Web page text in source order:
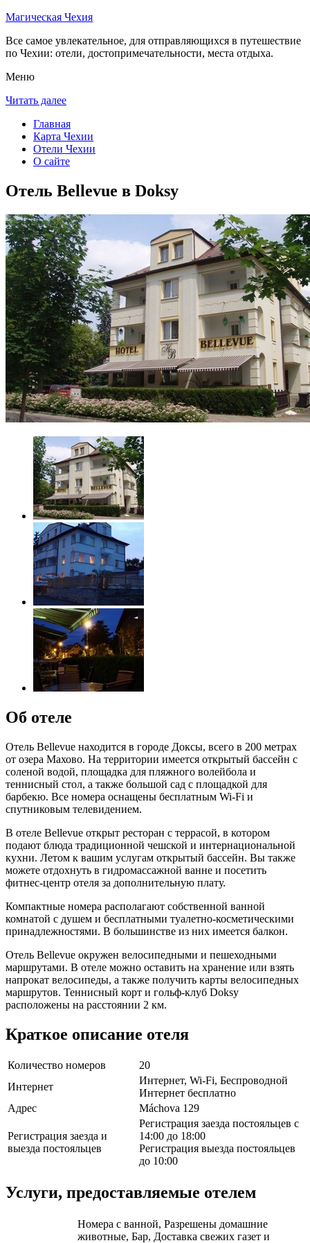
Магическая Чехия
Все самое увлекательное, для отправляющихся в путешествие
по Чехии: отели, достопримечательности, места отдыха.
Меню
Читать далее
Главная
Карта Чехии
Отели Чехии
О сайте
Отель Bellevue в Doksy
Об отеле
Отель Bellevue находится в городе Доксы, всего в 200 метрах
от озера Махово. На территории имеется открытый бассейн с
соленой водой, площадка для пляжного волейбола и
теннисный стол, а также большой сад с площадкой для
барбекю. Все номера оснащены бесплатным Wi-Fi и
спутниковым телевидением.
В отеле Bellevue открыт ресторан с террасой, в котором
подают блюда традиционной чешской и интернациональной
кухни. Летом к вашим услугам открытый бассейн. Вы также
можете отдохнуть в гидромассажной ванне и посетить
фитнес-центр отеля за дополнительную плату.
Компактные номера располагают собственной ванной
комнатой с душем и бесплатными туалетно-косметическими
принадлежностями. В большинстве из них имеется балкон.
Отель Bellevue окружен велосипедными и пешеходными
маршрутами. В отеле можно оставить на хранение или взять
напрокат велосипеды, а также получить карты велосипедных
маршрутов. Теннисный корт и гольф-клуб Doksy
расположены на расстоянии 2 км.
Краткое описание отеля
Количество номеров
20
Интернет
Интернет, Wi-Fi, Беспроводной
Интернет бесплатно
Адрес
Máchova 129
Регистрация заезда и
выезда постояльцев
Регистрация заезда постояльцев с
14:00 до 18:00
Регистрация выезда постояльцев
до 10:00
Услуги, предоставляемые отелем
Номера с ванной, Разрешены домашние
животные, Бар, Доставка свежих газет и